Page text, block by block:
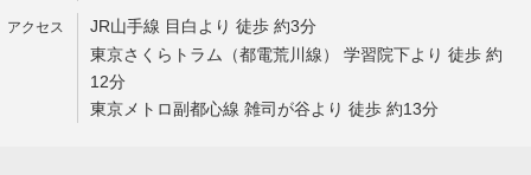
JR山手線 目白より 徒歩 約3分
東京さくらトラム（都電荒川線） 学習院下より 徒歩 約
12分
東京メトロ副都心線 雑司が谷より 徒歩 約13分